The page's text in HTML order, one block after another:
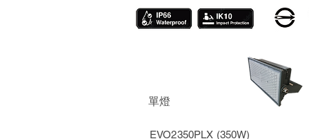
單燈
EVO2350PLX (350W)